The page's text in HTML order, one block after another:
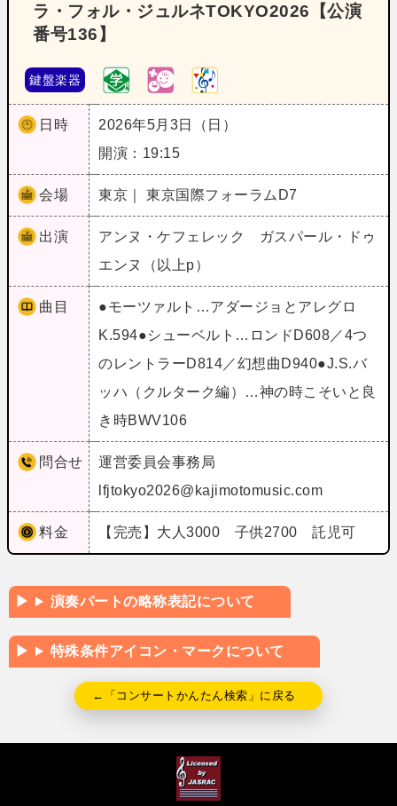
ラ・フォル・ジュルネTOKYO2026【公演
番号136】
鍵盤楽器
日時
2026年5月3日（日）
開演：19:15
会場 東京｜ 東京国際フォーラムD7
出演
アンヌ・ケフェレック ガスパール・ドゥ
エンヌ（以上p）
曲目
●モーツァルト…アダージョとアレグロ
K.594●シューベルト…ロンドD608／4つ
のレントラーD814／幻想曲D940●J.S.バ
ッハ（クルターク編）…神の時こそいと良
き時BWV106
問合せ
運営委員会事務局
lfjtokyo2026@kajimotomusic.com
料金 【完売】大人3000 子供2700 託児可
演奏パートの略称表記について
特殊条件アイコン・マークについて
←「コンサートかんたん検索」に戻る